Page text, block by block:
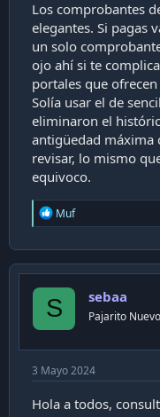
i
ó
n
Los comprobantes
elegantes. Si pagas
un solo
ojo ahí si te
portales que
Solía usar el de
eliminaron el
antigüedad máxima
revisar, lo mismo
equivoco.
R
e
c
t
o
n
Muf
S sebaa
Pajarito Nuevo
3 Mayo 2024
Hola a todos,